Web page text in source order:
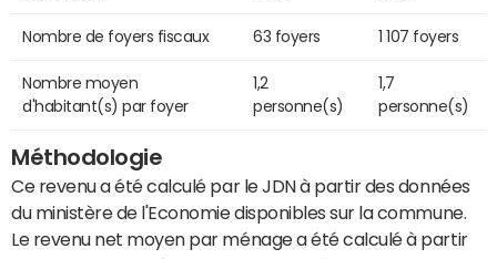
Nombre de foyers fiscaux 63 foyers 1 107 foyers
Nombre moyen
d'habitant(s) par foyer
1,2
personne(s)
1,7
personne(s)
Méthodologie
Ce revenu a été calculé par le JDN à partir des données
du ministère de l'Economie disponibles sur la commune.
Le revenu net moyen par ménage a été calculé à partir